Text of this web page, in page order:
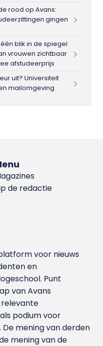
rood op Avans:
gingen
blik in de spiegel
vrouwen zichtbaar
afstudeerprijs
uit? Universiteit
mailomgeving
de redactie
voor nieuws
en
Punt
van Avans
podium voor
mening van derden
mening van de